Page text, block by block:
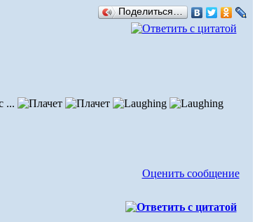
Поделиться…
...
Оценить сообщение